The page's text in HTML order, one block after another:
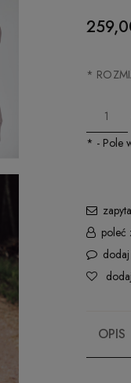
*
* - Pole
poleć
OPIS